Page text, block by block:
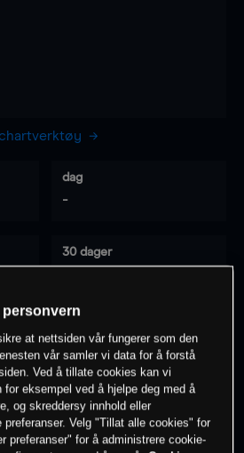
dag
-
30 dager
erpå dette instrumentet
Søk om konto
at nettsiden vår fungerer som den
vår samler vi data for å forstå
Ved å tillate cookies kan vi
for eksempel ved å hjelpe deg med å
og skreddersy innhold eller
preferanser. Velg "Tillat alle cookies" for
preferanser" for å administrere cookie-